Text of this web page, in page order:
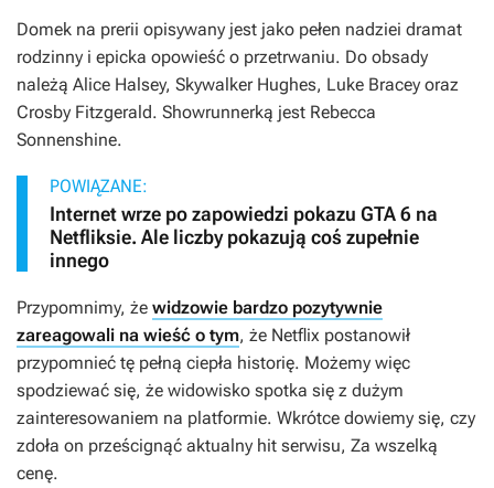
Domek na prerii opisywany jest jako pełen nadziei dramat
rodzinny i epicka opowieść o przetrwaniu. Do obsady
należą Alice Halsey, Skywalker Hughes, Luke Bracey oraz
Crosby Fitzgerald. Showrunnerką jest Rebecca
Sonnenshine.
POWIĄZANE:
Internet wrze po zapowiedzi pokazu GTA 6 na
Netfliksie. Ale liczby pokazują coś zupełnie
innego
Przypomnimy, że widzowie bardzo pozytywnie
zareagowali na wieść o tym, że Netflix postanowił
przypomnieć tę pełną ciepła historię. Możemy więc
spodziewać się, że widowisko spotka się z dużym
zainteresowaniem na platformie. Wkrótce dowiemy się, czy
zdoła on prześcignąć aktualny hit serwisu, Za wszelką
cenę.